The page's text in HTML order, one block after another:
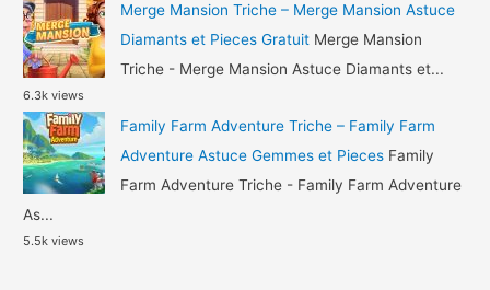
Merge Mansion Triche – Merge Mansion Astuce
Diamants et Pieces Gratuit Merge Mansion
Triche - Merge Mansion Astuce Diamants et...
6.3k views
Family Farm Adventure Triche – Family Farm
Adventure Astuce Gemmes et Pieces Family
Farm Adventure Triche - Family Farm Adventure
As...
5.5k views